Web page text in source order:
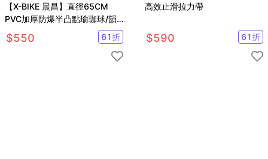
【X-BIKE 晨昌】直徑65CM
PVC加厚防爆半凸點瑜珈球/韻
律球 附充氣筒 XFE-Z120
$550 61折
高效止滑拉力帶
$590 61折